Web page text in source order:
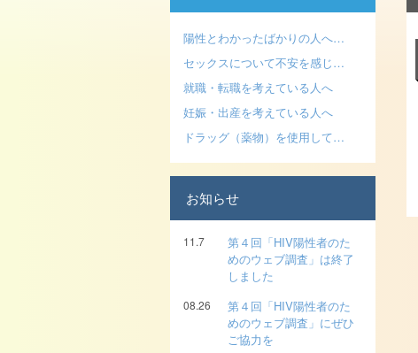
陽性とわかったばかりの人へ…
セックスについて不安を感じ…
就職・転職を考えている人へ
妊娠・出産を考えている人へ
ドラッグ（薬物）を使用して…
お知らせ
11.7
第４回「HIV陽性者のた
めのウェブ調査」は終了
しました
08.26
第４回「HIV陽性者のた
めのウェブ調査」にぜひ
ご協力を